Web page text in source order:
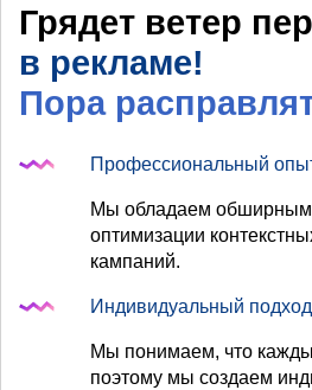
Грядет ветер
в рекламе!
Пора
Профессиональный
Мы обладаем обширным
оптимизации
кампаний.
Индивидуальный
Мы понимаем, что
поэтому мы создаем